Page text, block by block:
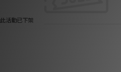
此活動已下架